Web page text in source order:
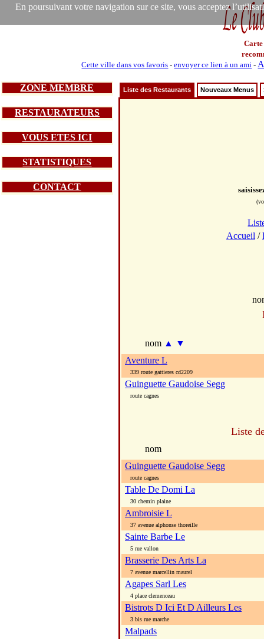
En poursuivant votre navigation sur ce site, vous acceptez
Carte
Cette ville dans vos favoris -envoyer ce lien à un ami -
ZONE MEMBRE
RESTAURATEURS
VOUS ETES ICI
STATISTIQUES
CONTACT
Liste des Restaurants Nouveaux Menus
Accueil /
nom ▲
▼
Aventure L
339 route gattieres cd2209
Guinguette Gaudoise Segg
route cagnes
Liste
nom
Guinguette Gaudoise Segg
route cagnes
Table De Domi La
30 chemin plaine
Ambroisie L
37 avenue alphonse thoreille
Sainte Barbe Le
5 rue vallon
Brasserie Des Arts La
7 avenue marcellin maurel
Agapes Sarl Les
4 place clemenceau
Bistrots D Ici Et D Ailleurs Les
3 bis rue marche
Malpads